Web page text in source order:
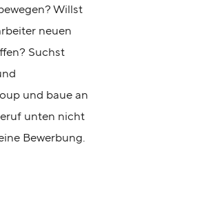
Willst
neuen
Suchst
und baue an
unten nicht
Bewerbung.